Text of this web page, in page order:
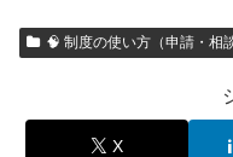
🧠 制度の使い方（申請・相
X